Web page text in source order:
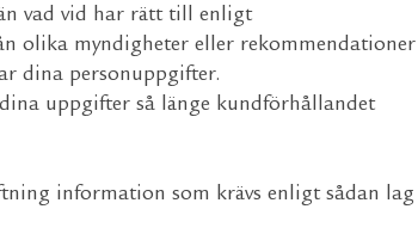
vad vid har rätt till enligt
olika myndigheter eller rekommendationer
dina personuppgifter.
uppgifter så länge kundförhållandet
information som krävs enligt sådan lag